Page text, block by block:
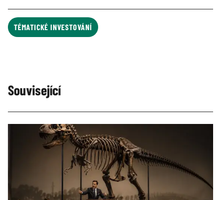
TÉMATICKÉ INVESTOVÁNÍ
Související